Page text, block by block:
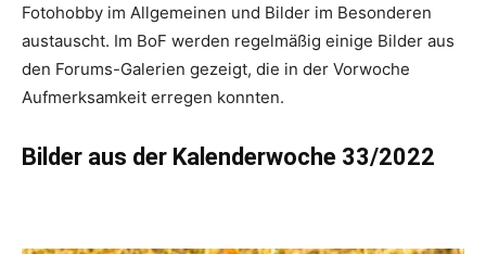
Fotohobby im Allgemeinen und Bilder im Besonderen
austauscht. Im BoF werden regelmäßig einige Bilder aus
den Forums-Galerien gezeigt, die in der Vorwoche
Aufmerksamkeit erregen konnten.
Bilder aus der Kalenderwoche 33/2022